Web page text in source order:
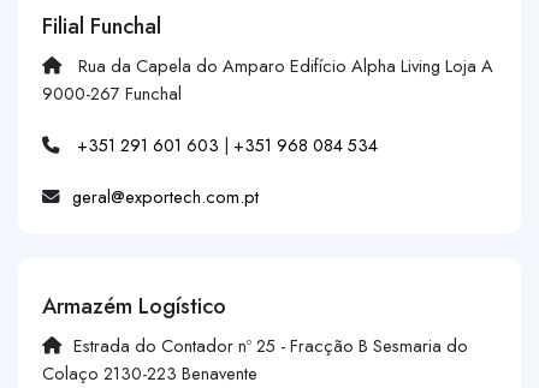
Filial Funchal
Rua da Capela do Amparo Edifício Alpha Living Loja A
9000-267 Funchal
+351 291 601 603 | +351 968 084 534
geral@exportech.com.pt
Armazém Logístico
Estrada do Contador nº 25 - Fracção B Sesmaria do
Colaço 2130-223 Benavente